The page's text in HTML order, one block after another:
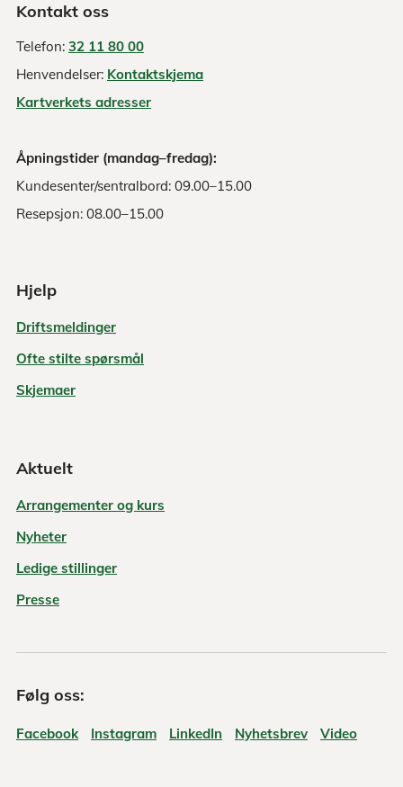
Kontakt oss
Telefon: 32 11 80 00
Henvendelser: Kontaktskjema
Kartverkets adresser
Åpningstider (mandag–fredag):
Kundesenter/sentralbord: 09.00–15.00
Resepsjon: 08.00–15.00
Hjelp
Driftsmeldinger
Ofte stilte spørsmål
Skjemaer
Aktuelt
Arrangementer og kurs
Nyheter
Ledige stillinger
Presse
Følg oss:
Facebook Instagram LinkedIn Nyhetsbrev Video